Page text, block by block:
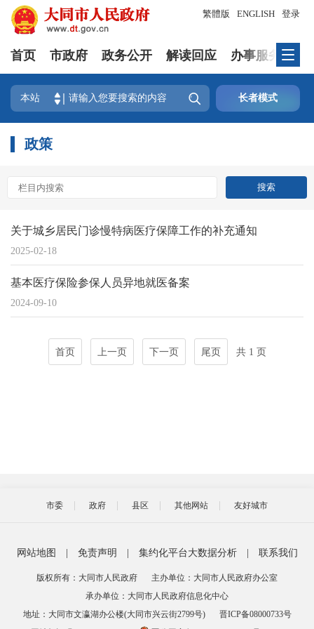
登录
繁體版 ENGLISH
首页 市政府 政务公开 解读回应 办事服务
本站  长者模式
政策
关于城乡居民门诊慢特病医疗保障工作的补充通知
2025-02-18
基本医疗保险参保人员异地就医备案
2024-09-10
首页 上一页 下一页 尾页 共 1 页
市委 政府 县区 其他网站 友好城市
网站地图 免责声明 集约化平台大数据分析 联系我们
版权所有：大同市人民政府
主办单位：大同市人民政府办公室
承办单位：大同市人民政府信息化中心
地址：大同市文瀛湖办公楼(大同市兴云街2799号)
晋ICP备08000733号